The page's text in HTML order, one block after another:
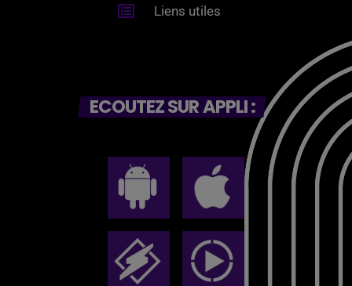
Liens utiles
ECOUTEZ SUR APPLI :